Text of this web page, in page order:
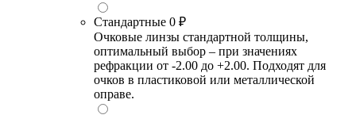
Стандартные 0 ₽
Очковые линзы стандартной толщины,
оптимальный выбор – при значениях
рефракции от -2.00 до +2.00. Подходят для
очков в пластиковой или металлической
оправе.